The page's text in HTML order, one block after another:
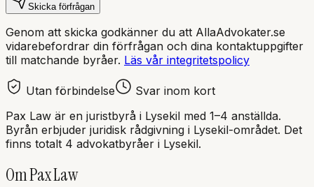
Skicka förfrågan
Genom att skicka godkänner du att AllaAdvokater.se
vidarebefordrar din förfrågan och dina kontaktuppgifter
till matchande byråer. Läs vår integritetspolicy
Utan förbindelse
Svar inom kort
Pax Law är en juristbyrå i Lysekil med 1–4 anställda.
Byrån erbjuder juridisk rådgivning i Lysekil-området. Det
finns totalt 4 advokatbyråer i Lysekil.
OmPax Law